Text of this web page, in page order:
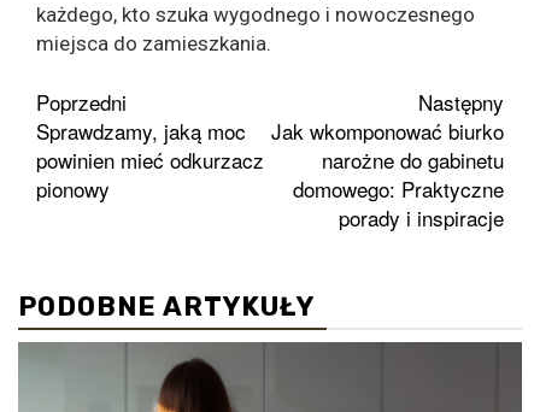
każdego, kto szuka wygodnego i nowoczesnego
miejsca do zamieszkania.
Zobacz
wpisy
Poprzedni
Sprawdzamy, jaką moc
powinien mieć odkurzacz
pionowy
Następny
Jak wkomponować biurko
narożne do gabinetu
domowego: Praktyczne
porady i inspiracje
PODOBNE ARTYKUŁY